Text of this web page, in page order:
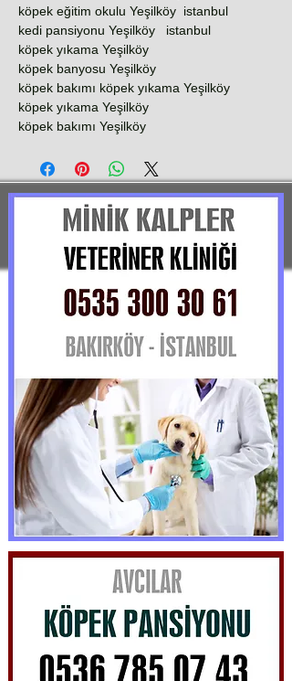
köpek eğitim okulu Yeşilköy istanbul
kedi pansiyonu Yeşilköy istanbul
köpek yıkama Yeşilköy
köpek banyosu Yeşilköy
köpek bakımı köpek yıkama Yeşilköy
köpek yıkama Yeşilköy
köpek bakımı Yeşilköy